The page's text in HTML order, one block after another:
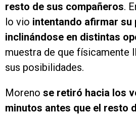
resto de sus compañeros.
lo vio intentando afirmar su
inclinándose en distintas
muestra de que físicamente
sus posibilidades.
Moreno se retiró hacia los
minutos antes que el resto